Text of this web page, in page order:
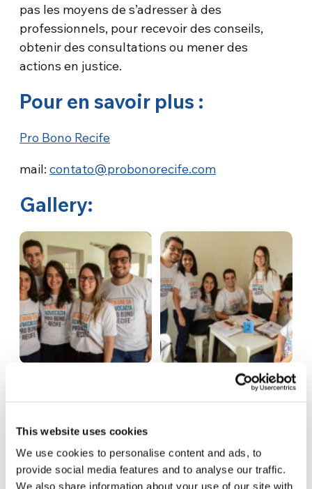
This website uses cookies
We use cookies to personalise content and ads, to
provide social media features and to analyse our traffic.
We also share information about your use of our site with
pas les moyens de s’adresser à des
professionnels, pour recevoir des conseils,
obtenir des consultations ou mener des
actions en justice.
Pour en savoir plus :
Pro Bono Recife
mail:contato@probonorecife.com
Gallery: